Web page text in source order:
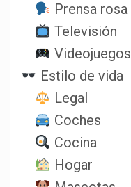
Prensa rosa
Televisión
Videojuegos
Estilo de vida
Legal
Coches
Cocina
Hogar